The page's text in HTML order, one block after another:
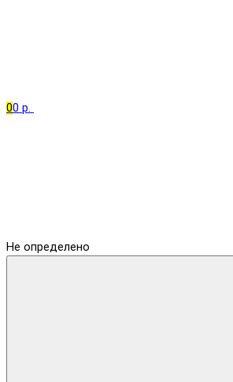
00 р.
Не определено